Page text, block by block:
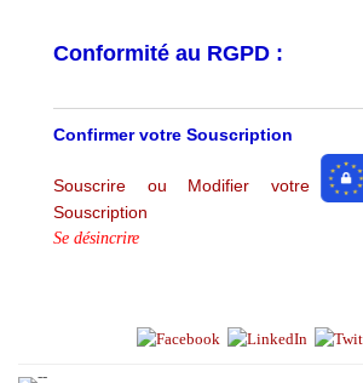
Conformité au RGPD :
Confirmer votre Souscription
Souscrire ou Modifier votre
Souscription
Se désincrire